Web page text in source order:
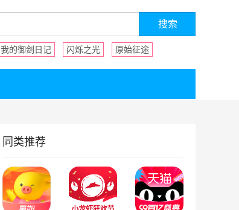
我的御剑日记 闪烁之光 原始征途
同类推荐